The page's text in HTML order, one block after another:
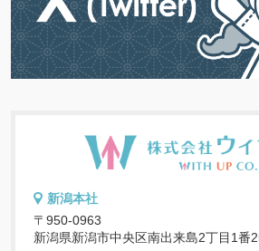
新潟本社
〒950-0963
新潟県新潟市中央区南出来島2丁目1番